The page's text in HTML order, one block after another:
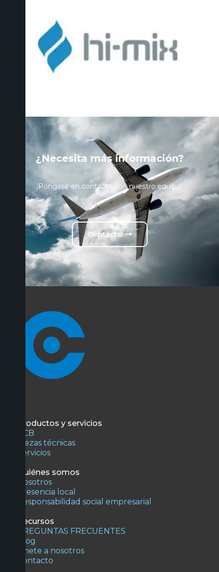
¿Necesita más información?
¡Póngase en contacto con nuestro equipo!
Contacto
Productos y servicios
PCB
Piezas técnicas
Servicios
Quiénes somos
Nosotros
Presencia local
Responsabilidad social empresarial
Recursos
PREGUNTAS FRECUENTES
Blog
Únete a nosotros
Contacto